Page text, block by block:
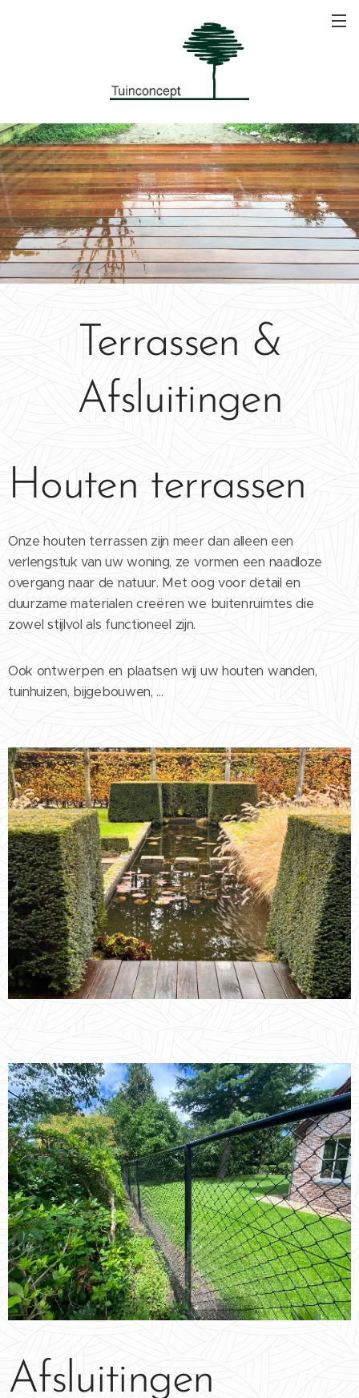
Terrassen &
Afsluitingen
Houten terrassen
Onze houten terrassen zijn meer dan alleen een
verlengstuk van uw woning, ze vormen een naadloze
overgang naar de natuur. Met oog voor detail en
duurzame materialen creëren we buitenruimtes die
zowel stijlvol als functioneel zijn.
Ook ontwerpen en plaatsen wij uw houten wanden,
tuinhuizen, bijgebouwen, ...
Afsluitingen